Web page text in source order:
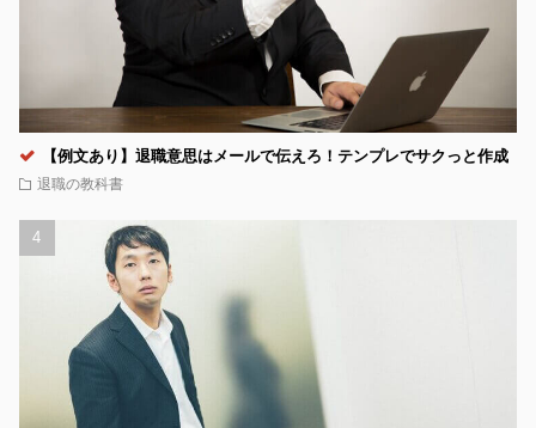
【例文あり】退職意思はメールで伝えろ！テンプレでサクっと作成
退職の教科書